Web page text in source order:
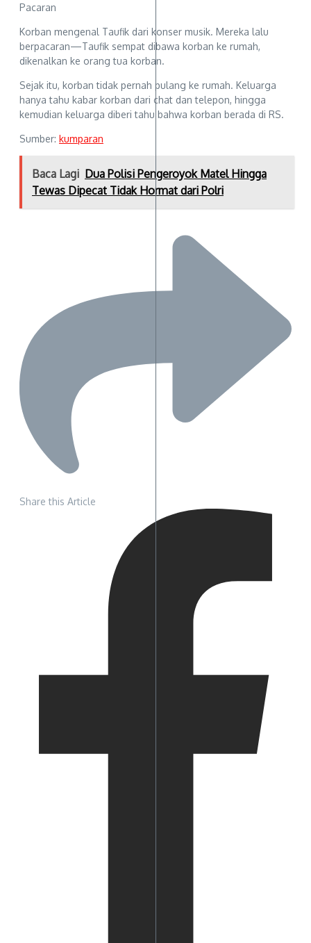
Pacaran
Korban mengenal Taufik dari konser musik. Mereka lalu
berpacaran—Taufik sempat dibawa korban ke rumah,
dikenalkan ke orang tua korban.
Sejak itu, korban tidak pernah pulang ke rumah. Keluarga
hanya tahu kabar korban dari chat dan telepon, hingga
kemudian keluarga diberi tahu bahwa korban berada di RS.
Sumber: kumparan
Baca Lagi Dua Polisi Pengeroyok Matel Hingga
Tewas Dipecat Tidak Hormat dari Polri
Share this Article